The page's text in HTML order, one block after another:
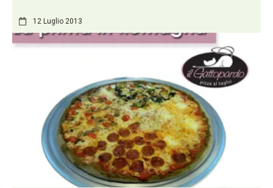
12 Luglio 2013